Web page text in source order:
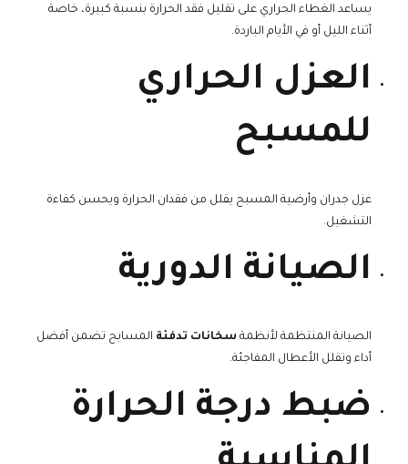
يساعد الغطاء الحراري على تقليل فقد الحرارة بنسبة كبيرة، خاصة
أثناء الليل أو في الأيام الباردة.
العزل الحراري
للمسبح
عزل جدران وأرضية المسبح يقلل من فقدان الحرارة ويحسن كفاءة
التشغيل.
الصيانة الدورية
الصيانة المنتظمة لأنظمة سخانات تدفئة المسابح تضمن أفضل
أداء وتقلل الأعطال المفاجئة.
ضبط درجة الحرارة